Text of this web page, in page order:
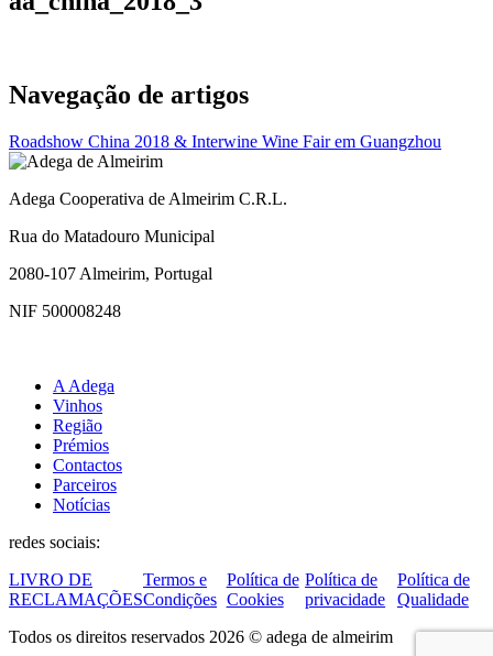
Navegação de artigos
Roadshow China 2018 & Interwine Wine Fair em Guangzhou
Adega Cooperativa de Almeirim C.R.L.
Rua do Matadouro Municipal
2080-107 Almeirim, Portugal
NIF 500008248
A Adega
Vinhos
Região
Prémios
Contactos
Parceiros
Notícias
redes sociais:
LIVRO DE
RECLAMAÇÕES
Termos e
Condições
Política de
Cookies
Política de
privacidade
Política de
Qualidade
Todos os direitos reservados 2026 © adega de almeirim